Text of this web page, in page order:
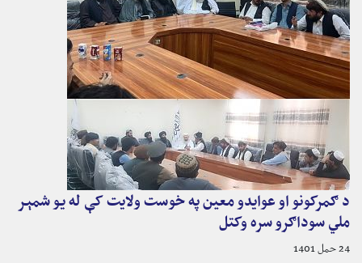
د ګمرکونو او عوایدو معین په خوست ولایت کې له یو شمېر
ملي سوداګرو سره وکتل
24 حمل 1401